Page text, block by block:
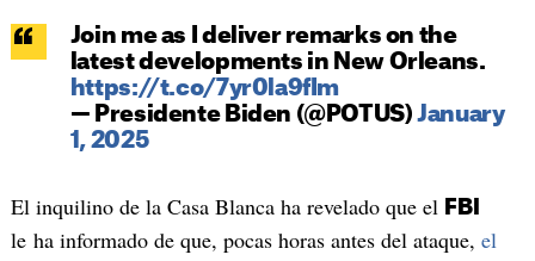
Join me as I deliver remarks on the
latest developments in New Orleans.
https://t.co/7yr0la9fIm
— Presidente Biden (@POTUS)January
1, 2025
El inquilino de la Casa Blanca ha revelado que el FBI
le ha informado de que, pocas horas antes del ataque, el